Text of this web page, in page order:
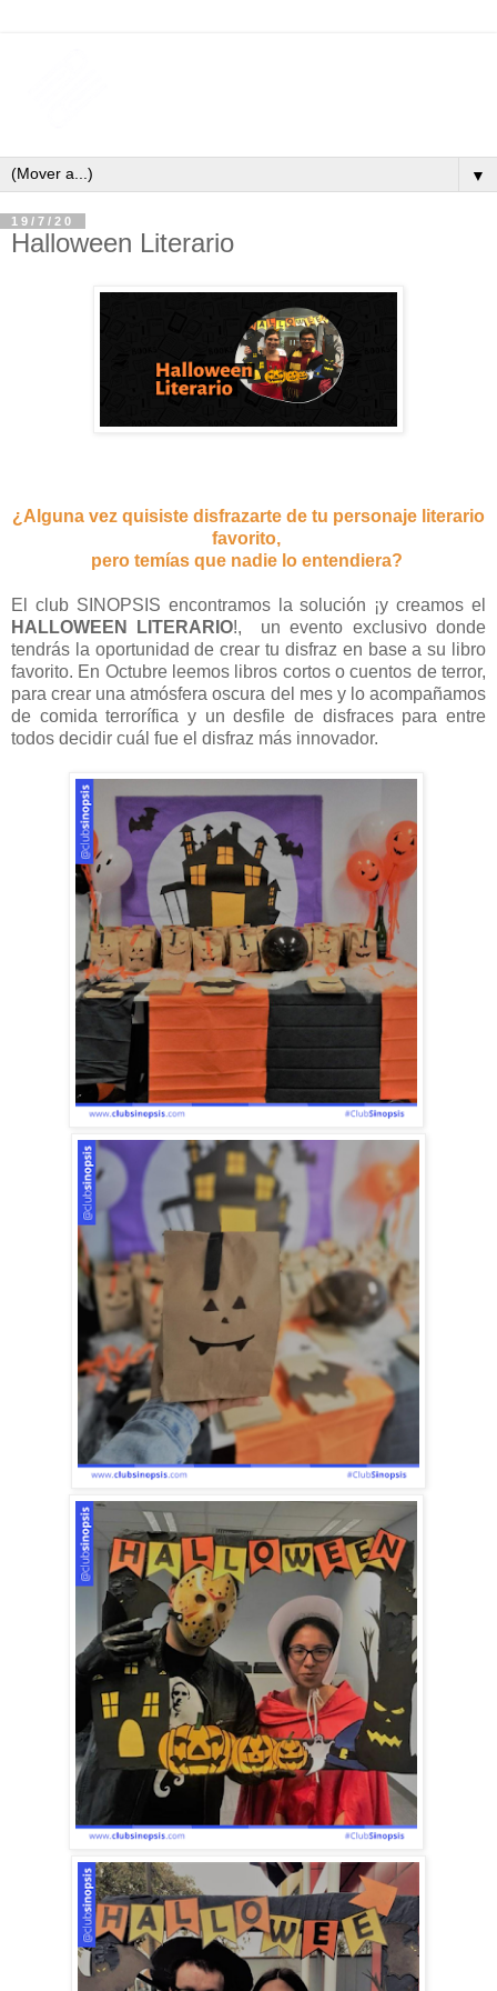
▼
19/7/20
Halloween Literario
¿Alguna vez quisiste disfrazarte de tu personaje literario
favorito,
pero temías que nadie lo entendiera?
El club SINOPSIS encontramos la solución ¡y creamos el
HALLOWEEN LITERARIO!, un evento exclusivo donde
tendrás la oportunidad de crear tu disfraz en base a su libro
favorito. En Octubre leemos libros cortos o cuentos de terror,
para crear una atmósfera oscura del mes y lo acompañamos
de comida terrorífica y un desfile de disfraces para entre
todos decidir cuál fue el disfraz más innovador.